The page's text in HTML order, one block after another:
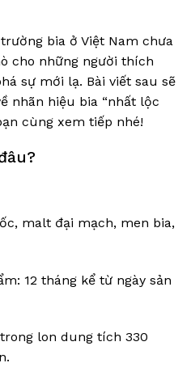
bia ở Việt Nam chưa
cho những người thích
sự mới lạ. Bài viết sau sẽ
nhãn hiệu bia “nhất lộc
cùng xem tiếp nhé!
malt đại mạch, men bia,
12 tháng kể từ ngày sản
lon dung tích 330